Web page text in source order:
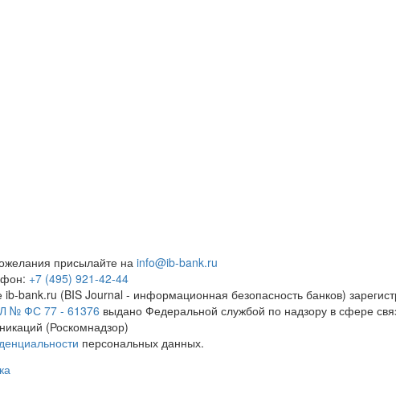
присылайте наinfo@ib-bank.ru
+7 (495) 921-42-44
ib-bank.ru (BIS Journal - информационная безопасность банков)
№ ФС 77 - 61376 выдано Федеральной службой по надзору в сфере
(Роскомнадзор)
персональных данных.